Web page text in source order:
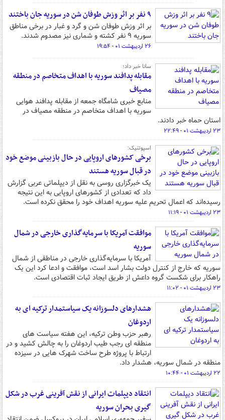
۹ نفر بر اثر وزش طوفان شن در سوریه جان باختند
بر اثر وزش طوفان شن و گرد و غبار در برخی مناطق
سوریه ۹ نفر کشته و شماری نیز مصدوم شدند.
۲۶ اردیبهشت ۰۱ - ۱۹:۵۴
سانا خبر داد؛
مقابله پدافند سوریه با اهداف متخاصم در منطقه
مصیاف
منابع خبری شامگاه جمعه از مقابله پدافند هوایی
سوریه با اهداف متخاصم در منطقه مصیاف در
استان حماه خبر دادند.
۲۳ اردیبهشت ۰۱ - ۲۲:۴۹
اسپوتنیک:
برخی کشورهای اروپایی در حال بازبینی موضع خود
در قبال سوریه هستند
یک خبرگزاری روسی به نقل از دیپلماتی عربی گزارش
داد که تعدادی از کشورهای اروپایی به این نتیجه
رسیده‌اند که اعمال تحریم علیه سوریه اهداف خود را محقق نکرده است.
۲۳ اردیبهشت ۰۱ - ۱۱:۱۹
موافقت آمریکا با سرمایه‌گذاری خارجی در شمال
سوریه
آمریکا با سرمایه‌گذاری خارجی در مناطقی از شمال
سوریه که خارج از کنترل دولت بشار اسد است، موافقت و ادعا کرد این یک
راهکار برای شکست گروه داعش از طریق ایجاد ثبات اقتصادی است.
۲۳ اردیبهشت ۰۱ - ۱۱:۰۲
هشدارهای دلسوزانه یک سیاستمدار ترکیه ای به
اردوغان
رهبر حزب وطن ترکیه، این هفته سیاست های
منطقه ای رجب طیب اردوغان را به چالش کشید و در
ارتباط با پروژه طرح ساخت شهرک هایی در سیزده
منطقه در شمال سوریه، هشدار داد.
۲۲ اردیبهشت ۰۱ - ۱۰:۴۴
انتقاد دیپلمات ایرانی از نقش آفرینی غرب در شکل
گیری بحران سوریه